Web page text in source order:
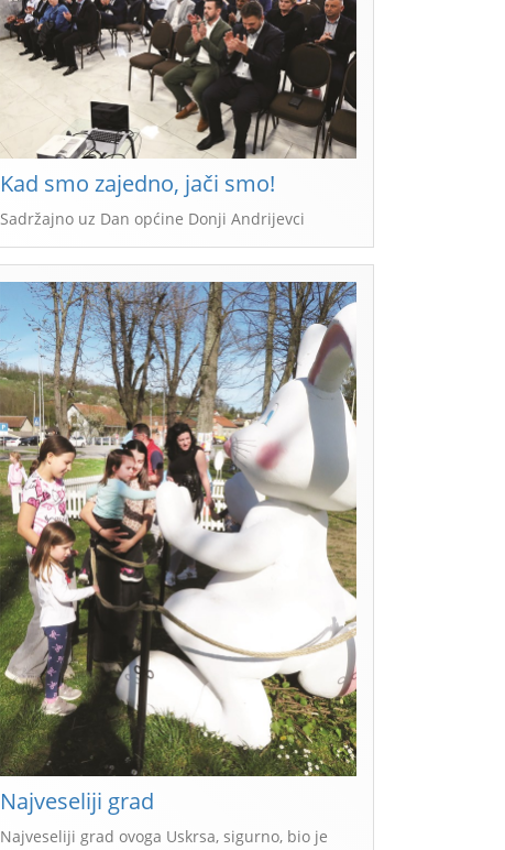
Kad smo zajedno, jači smo!
Sadržajno uz Dan općine Donji Andrijevci
Najveseliji grad
Najveseliji grad ovoga Uskrsa, sigurno, bio je